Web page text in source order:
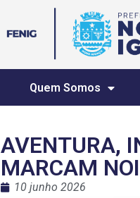
Quem Somos
AVENTURA,
MARCAM
10 junho 2026